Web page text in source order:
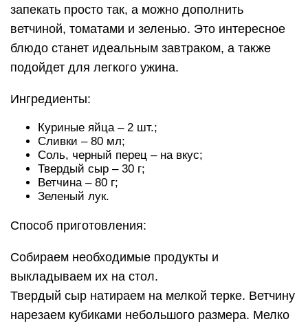
запекать просто так, а можно дополнить
ветчиной, томатами и зеленью. Это интересное
блюдо станет идеальным завтраком, а также
подойдет для легкого ужина.
Ингредиенты:
Куриные яйца – 2 шт.;
Сливки – 80 мл;
Соль, черный перец – на вкус;
Твердый сыр – 30 г;
Ветчина – 80 г;
Зеленый лук.
Способ приготовления:
Собираем необходимые продукты и
выкладываем их на стол.
Твердый сыр натираем на мелкой терке. Ветчину
нарезаем кубиками небольшого размера. Мелко